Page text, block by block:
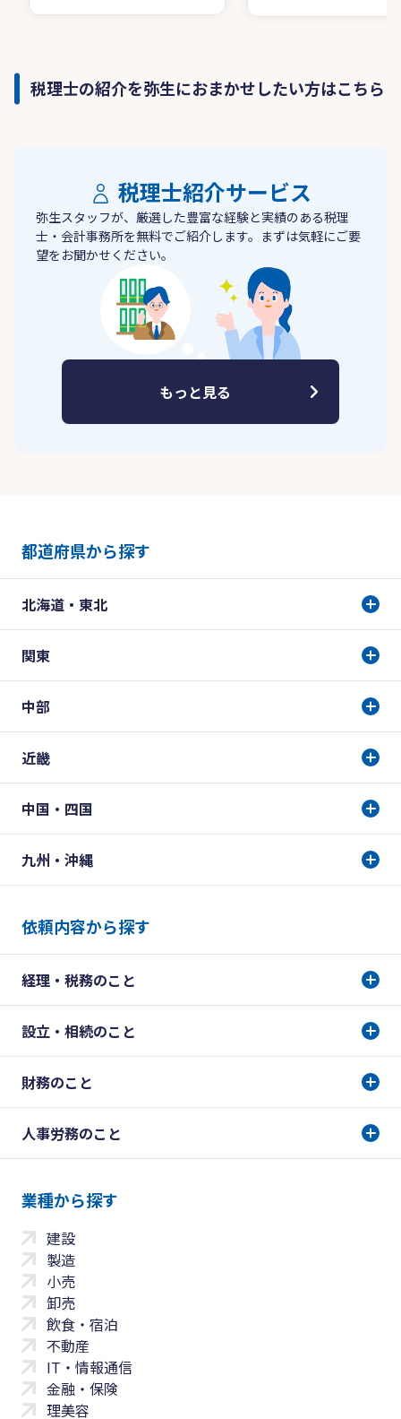
税理士の紹介を弥生におまかせしたい方はこちら
税理士紹介サービス
弥生スタッフが、厳選した豊富な経験と実績のある税理
士・会計事務所を無料でご紹介します。まずは気軽にご要
望をお聞かせください。
もっと見る
都道府県から探す
北海道・東北
関東
中部
近畿
中国・四国
九州・沖縄
依頼内容から探す
経理・税務のこと
設立・相続のこと
財務のこと
人事労務のこと
業種から探す
建設
製造
小売
卸売
飲食・宿泊
不動産
IT・情報通信
金融・保険
理美容